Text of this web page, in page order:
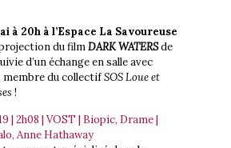
à 20h à l’Espace La Savoureuse
du filmDARK WATERSde
d’un échange en salle avec
membre du collectifSOS Loue et
!
| 2h08 | VOST | Biopic, Drame |
Anne Hathaway